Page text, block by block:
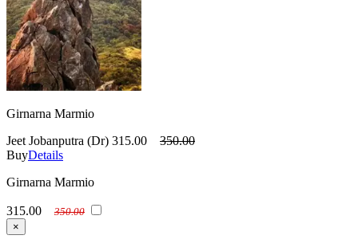
Girnarna Marmio
Jeet Jobanputra (Dr) 315.00
350.00
BuyDetails
Girnarna Marmio
315.00
350.00
×